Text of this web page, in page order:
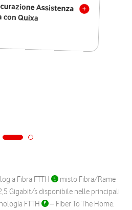
Assistenza
con Quixa
Fibra FTTH
misto Fibra/Rame
Gigabit/s disponibile nelle principali
FTTH
– Fiber To The Home.